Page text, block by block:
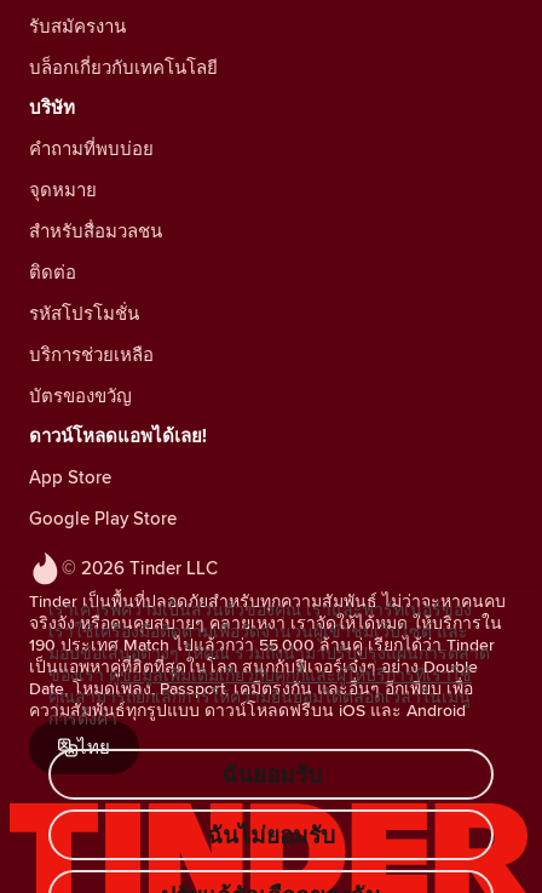
© 2026 Tinder LLC
Tinder เป็นพื้นที่ปลอดภัยสำหรับทุกความสัมพันธ์ ไม่ว่าจะหาคนคบ
จริงจัง หรือคนคุยสบายๆ คลายเหงา เราจัดให้ได้หมด ให้บริการใน
190 ประเทศ Match ไปแล้วกว่า 55,000 ล้านคู่ เรียกได้ว่า Tinder
เป็นแอพหาคู่ที่ฮิตที่สุดในโลก สนุกกับฟีเจอร์เจ๋งๆ อย่าง Double
Date, โหมดเพลง, Passport, เคมีตรงกัน และอื่นๆ อีกเพียบ เพื่อ
ความสัมพันธ์ทุกรูปแบบ ดาวน์โหลดฟรีบน iOS และ Android
ไทย
รับสมัครงาน
บล็อกเกี่ยวกับเทคโนโลยี
บริษัท
คำถามที่พบบ่อย
จุดหมาย
สำหรับสื่อมวลชน
ติดต่อ
รหัสโปรโมชั่น
บริการช่วยเหลือ
บัตรของขวัญ
ดาวน์โหลดแอพได้เลย!
App Store
Google Play Store
เราเคารพความเป็นส่วนตัวของคุณ เราและพาร์ทเนอร์ของ
เราใช้เครื่องมือติดตามเพื่อวัดจำนวนผู้เข้าชมเว็บไซต์ และ
มอบข้อเสนอต่างๆ ให้คุณ รวมถึงนำมาปรับปรุงแผนการตลาด
ของเรา ดูข้อมูลเพิ่มเติมเกี่ยวกับคุกกี้และผู้ให้บริการที่เราใช้
คุณสามารถยกเลิกการให้ความยินยอมได้ตลอดเวลาในเมนู
การตั้งค่า
ฉันยอมรับ
ฉันไม่ยอมรับ